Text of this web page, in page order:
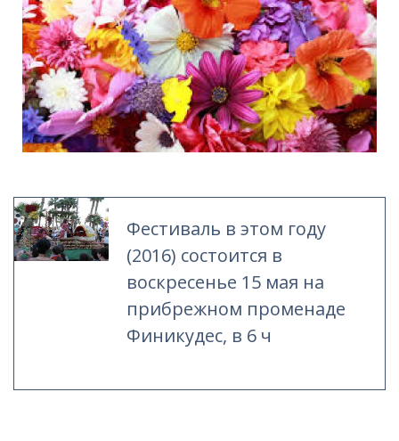
Фестиваль в этом году
(2016) состоится в
воскресенье 15 мая на
прибрежном променаде
Финикудес, в 6 ч